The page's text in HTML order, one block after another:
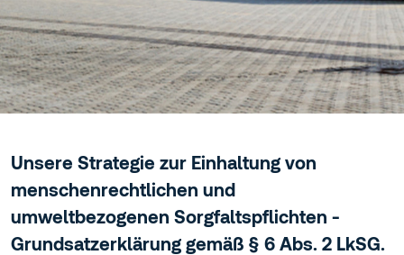
Unsere Strategie zur Einhaltung von
menschenrechtlichen und
umweltbezogenen Sorgfaltspflichten -
Grundsatzerklärung gemäß § 6 Abs. 2 LkSG.